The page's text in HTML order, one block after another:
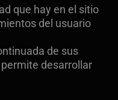
que hay en el sitio
del usuario
de sus
desarrollar